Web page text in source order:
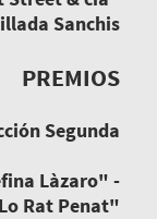
Sanchis
PREMIOS
Segunda
Làzaro" -
Rat Penat"